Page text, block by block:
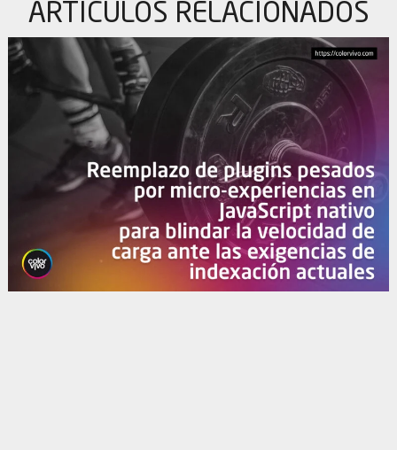
ARTÍCULOS RELACIONADOS